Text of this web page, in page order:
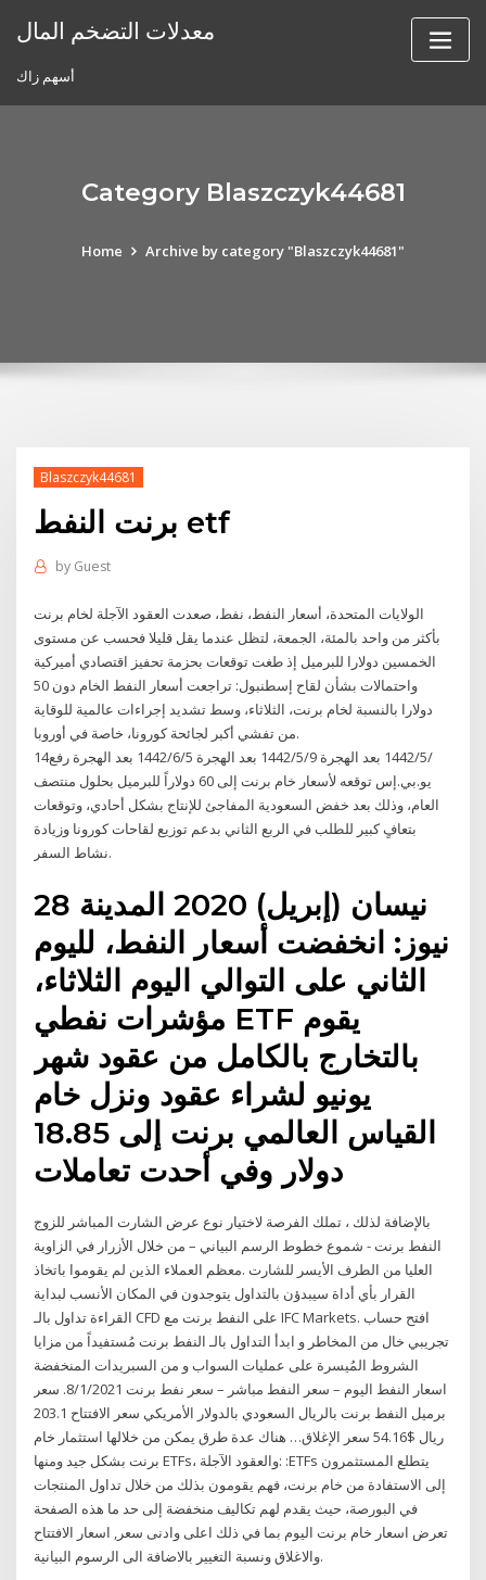
معدلات التضخم المال
أسهم زاك
Category Blaszczyk44681
Home Archive by category "Blaszczyk44681"
Blaszczyk44681
برنت النفط etf
by Guest
الولايات المتحدة، أسعار النفط، نفط، صعدت العقود الآجلة لخام برنت
بأكثر من واحد بالمئة، الجمعة، لتظل عندما يقل قليلا فحسب عن مستوى
الخمسين دولارا للبرميل إذ طغت توقعات بحزمة تحفيز اقتصادي أميركية
واحتمالات بشأن لقاح إسطنبول: تراجعت أسعار النفط الخام دون 50
دولارا بالنسبة لخام برنت، الثلاثاء، وسط تشديد إجراءات عالمية للوقاية
من تفشي أكبر لجائحة كورونا، خاصة في أوروبا.
14‏‏/5‏‏/1442 بعد الهجرة 9‏‏/5‏‏/1442 بعد الهجرة 5‏‏/6‏‏/1442 بعد الهجرة رفع
يو.بي.إس توقعه لأسعار خام برنت إلى 60 دولاراً للبرميل بحلول منتصف
العام، وذلك بعد خفض السعودية المفاجئ للإنتاج بشكل أحادي، وتوقعات
بتعافٍ كبير للطلب في الربع الثاني بدعم توزيع لقاحات كورونا وزيادة
نشاط السفر.
28 نيسان (إبريل) 2020 المدينة
نيوز: انخفضت أسعار النفط، لليوم
الثاني على التوالي اليوم الثلاثاء،
مؤشرات نفطي ETF يقوم
بالتخارج بالكامل من عقود شهر
يونيو لشراء عقود ونزل خام
القياس العالمي برنت إلى 18.85
دولار وفي أحدت تعاملات
بالإضافة لذلك ، تملك الفرصة لاختيار نوع عرض الشارت المباشر للزوج
النفط برنت - شموع خطوط الرسم البياني – من خلال الأزرار في الزاوية
العليا من الطرف الأيسر للشارت .معظم العملاء الذين لم يقوموا باتخاذ
القرار بأي أداة سيبدؤن بالتداول يتوجدون في المكان الأنسب لبداية
القراءة تداول بالـ CFD على النفط برنت مع IFC Markets. افتح حساب
تجريبي خال من المخاطر و ابدأ التداول بالـ النفط برنت مُستفيداً من مزايا
الشروط المُيسرة على عمليات السواب و من السبريدات المنخفضة
اسعار النفط اليوم – سعر النفط مباشر – سعر نفط برنت 8/1/2021. سعر
برميل النفط برنت بالريال السعودي بالدولار الأمريكي سعر الافتتاح 203.1
ريال $54.16 سعر الإغلاق… هناك عدة طرق يمكن من خلالها استثمار خام
برنت بشكل جيد ومنها ETFs، والعقود الآجلة: :ETFs يتطلع المستثمرون
إلى الاستفادة من خام برنت، فهم يقومون بذلك من خلال تداول المنتجات
في البورصة، حيث يقدم لهم تكاليف منخفضة إلى حد ما هذه الصفحة
تعرض اسعار خام برنت اليوم بما في ذلك اعلى وادنى سعر, اسعار الافتتاح
والاغلاق ونسبة التغيير بالاضافة الى الرسوم البيانية.